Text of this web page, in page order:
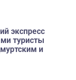
экспресс
туристы
и